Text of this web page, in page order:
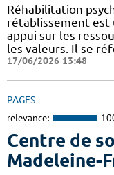
Réhabilitation
rétablissement est
appui sur les
les valeurs. Il se
17/06/2026 13:48
PAGES
relevance:
Centre de
Madeleine-